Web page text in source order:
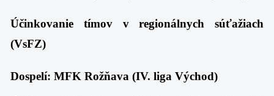
Účinkovanie tímov v regionálnych súťažiach
(VsFZ)
Dospelí: MFK Rožňava (IV. liga Východ)